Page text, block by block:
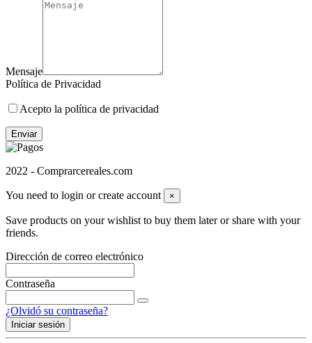
Mensaje
Política de Privacidad
Acepto la política de privacidad
Enviar
2022 - Comprarcereales.com
You need to login or create account ×
Save products on your wishlist to buy them later or share with your
friends.
Dirección de correo electrónico
Contraseña
¿Olvidó su contraseña?
Iniciar sesión